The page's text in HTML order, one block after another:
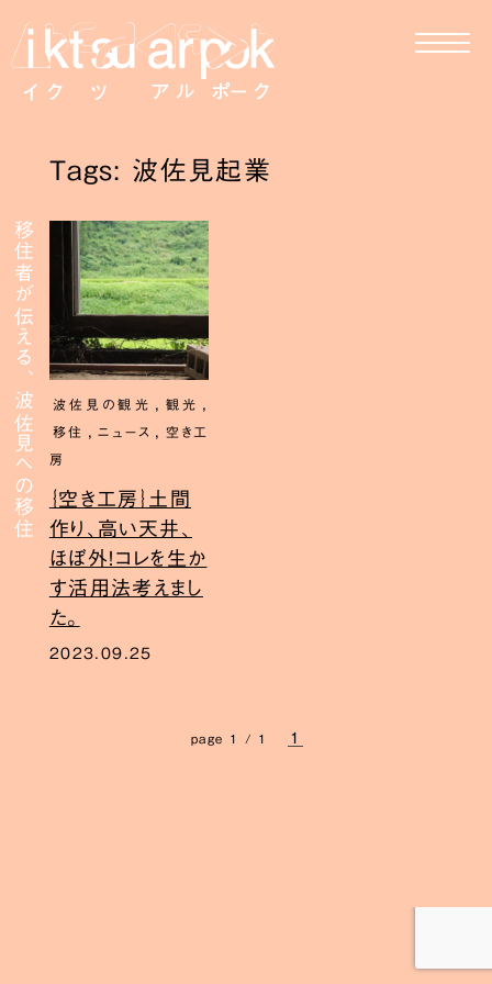
移住者が伝える、波佐見への移住
Tags: 波佐見起業
波佐見の観光 , 観光 ,
移住 , ニュース , 空き工
房
｛空き工房｝土間
作り、高い天井、
ほぼ外！コレを生か
す活用法考えまし
た。
2023.09.25
page 1 / 1 1